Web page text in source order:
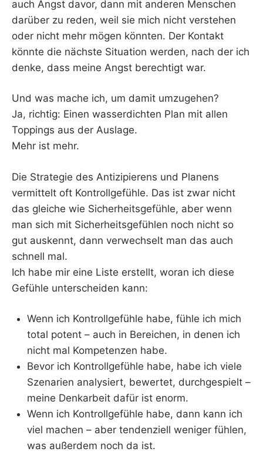
auch Angst davor, dann mit anderen Menschen
darüber zu reden, weil sie mich nicht verstehen
oder nicht mehr mögen könnten. Der Kontakt
könnte die nächste Situation werden, nach der ich
denke, dass meine Angst berechtigt war.
Und was mache ich, um damit umzugehen?
Ja, richtig: Einen wasserdichten Plan mit allen
Toppings aus der Auslage.
Mehr ist mehr.
Die Strategie des Antizipierens und Planens
vermittelt oft Kontrollgefühle. Das ist zwar nicht
das gleiche wie Sicherheitsgefühle, aber wenn
man sich mit Sicherheitsgefühlen noch nicht so
gut auskennt, dann verwechselt man das auch
schnell mal.
Ich habe mir eine Liste erstellt, woran ich diese
Gefühle unterscheiden kann:
Wenn ich Kontrollgefühle habe, fühle ich mich
total potent – auch in Bereichen, in denen ich
nicht mal Kompetenzen habe.
Bevor ich Kontrollgefühle habe, habe ich viele
Szenarien analysiert, bewertet, durchgespielt –
meine Denkarbeit dafür ist enorm.
Wenn ich Kontrollgefühle habe, dann kann ich
viel machen – aber tendenziell weniger fühlen,
was außerdem noch da ist.